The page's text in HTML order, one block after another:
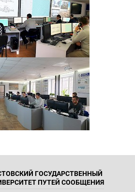
ГОСУДАРСТВЕННЫЙ
ПУТЕЙ СООБЩЕНИЯ